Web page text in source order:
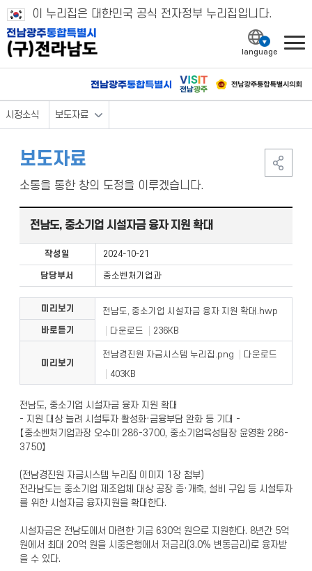
이 누리집은 대한민국 공식 전자정부 누리집입니다.
시정소식 보도자료
보도자료
소통을 통한 창의 도정을 이루겠습니다.
전남도, 중소기업 시설자금 융자 지원 확대
작성일 2024-10-21
담당부서 중소벤처기업과
전남도, 중소기업 시설자금 융자 지원 확대.hwp
다운로드
236KB
미리보기
바로듣기
전남경진원 자금시스템 누리집.png
다운로드
403KB
미리보기
전남도, 중소기업 시설자금 융자 지원 확대
- 지원 대상 늘려 시설투자 활성화·금융부담 완화 등 기대 -
【중소벤처기업과장 오수미 286-3700, 중소기업육성팀장 윤영환 286-
3750】
(전남경진원 자금시스템 누리집 이미지 1장 첨부)
전라남도는 중소기업 제조업체 대상 공장 증·개축, 설비 구입 등 시설투자
를 위한 시설자금 융자지원을 확대한다.
시설자금은 전남도에서 마련한 기금 630억 원으로 지원한다. 8년간 5억
원에서 최대 20억 원을 시중은행에서 저금리(3.0% 변동금리)로 융자받
을 수 있다.